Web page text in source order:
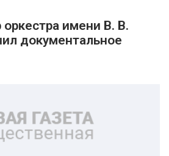
имени В. В.
документальное